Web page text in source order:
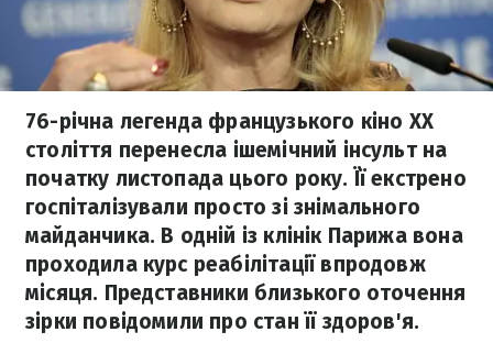
76-річна легенда французького кіно ХХ
століття перенесла ішемічний інсульт на
початку листопада цього року. Її екстрено
госпіталізували просто зі знімального
майданчика. В одній із клінік Парижа вона
проходила курс реабілітації впродовж
місяця. Представники близького оточення
зірки повідомили про стан її здоров'я.